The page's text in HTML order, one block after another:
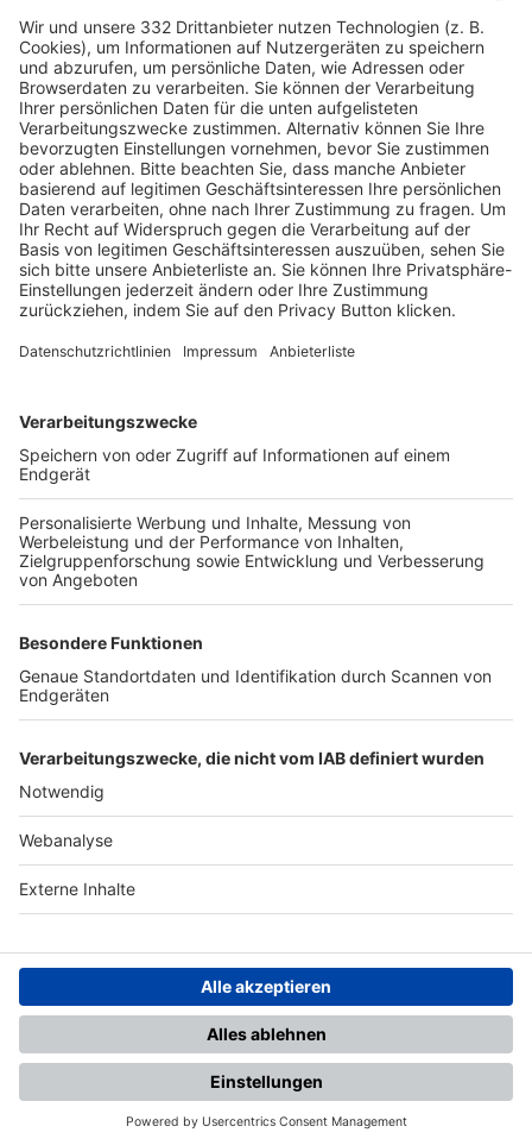
HÄUFIG BESUCHTE SEITEN
Pässe und Vereinswechsel
Trainerausbildung
Schulungsangebot Vereinsmitarbeiter
BFV-Geschäftsstellen
Trainerbörse
Login SpielPlus
FOLGE DEM BFV
TOP-VEREINE
TOP-PARTNER
Nutzungsbedingungen Datenschutz Impressum